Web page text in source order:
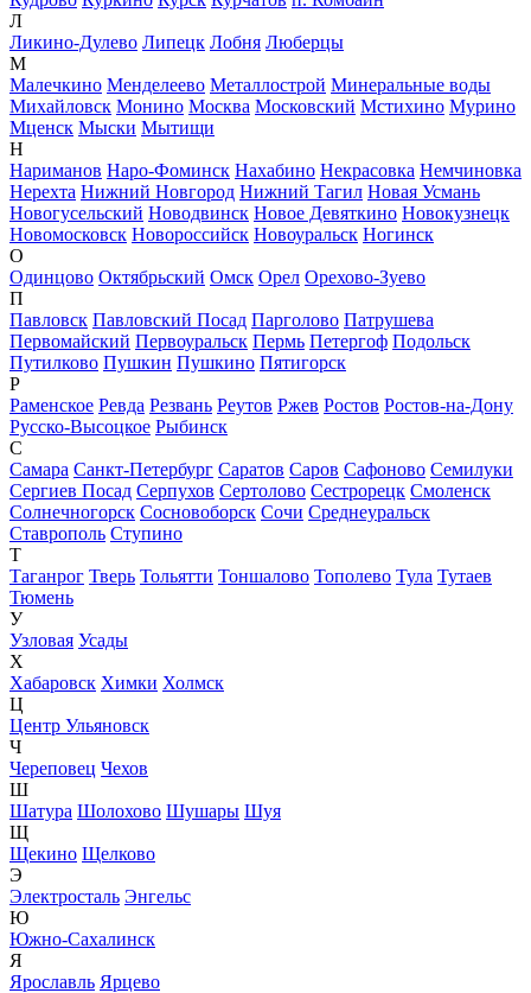
Л
Ликино-Дулево Липецк Лобня Люберцы
М
Малечкино Менделеево Металлострой Минеральные воды
Михайловск Монино Москва Московский Мстихино Мурино
Мценск Мыски Мытищи
Н
Нариманов Наро-Фоминск Нахабино Некрасовка Немчиновка
Нерехта Нижний Новгород Нижний Тагил Новая Усмань
Новогусельский Новодвинск Новое Девяткино Новокузнецк
Новомосковск Новороссийск Новоуральск Ногинск
О
Одинцово Октябрьский Омск Орел Орехово-Зуево
П
Павловск Павловский Посад Парголово Патрушева
Первомайский Первоуральск Пермь Петергоф Подольск
Путилково Пушкин Пушкино Пятигорск
Р
Раменское Ревда Резвань Реутов Ржев Ростов Ростов-на-Дону
Русско-Высоцкое Рыбинск
С
Самара Санкт-Петербург Саратов Саров Сафоново Семилуки
Сергиев Посад Серпухов Сертолово Сестрорецк Смоленск
Солнечногорск Сосновоборск Сочи Среднеуральск
Ставрополь Ступино
Т
Таганрог Тверь Тольятти Тоншалово Тополево Тула Тутаев
Тюмень
У
Узловая Усады
Х
Хабаровск Химки Холмск
Ц
Центр Ульяновск
Ч
Череповец Чехов
Ш
Шатура Шолохово Шушары Шуя
Щ
Щекино Щелково
Э
Электросталь Энгельс
Ю
Южно-Сахалинск
Я
Ярославль Ярцево